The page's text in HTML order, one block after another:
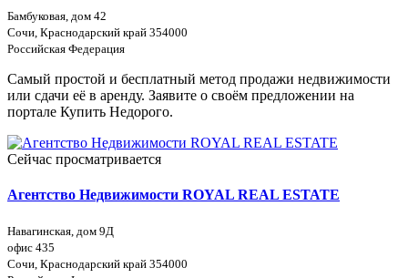
Бамбуковая, дом 42
Сочи, Краснодарский край 354000
Российская Федерация
Самый простой и бесплатный метод продажи недвижимости
или сдачи её в аренду. Заявите о своём предложении на
портале Купить Недорого.
Сейчас просматривается
Агентство Недвижимости ROYAL REAL ESTATE
Навагинская, дом 9Д
офис 435
Сочи, Краснодарский край 354000